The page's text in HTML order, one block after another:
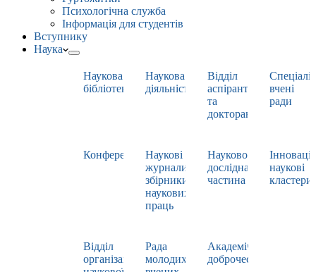
Психологічна служба
Інформація для студентів
Вступнику
Наука
Наукова
бібліотека
Наукова
діяльність
Відділ
аспірантури
та
докторантури
вчені
ради
Конференції
Наукові
журнали,
збірники
наукових
праць
Науково-
дослідна
частина
наукові
кластери
Відділ
організації
Рада
молодих
Академічна
доброчесність